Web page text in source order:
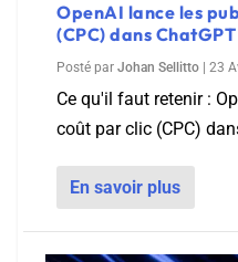
OpenAI lance les
(CPC) dans ChatGPT
Posté par Johan Sellitto 23
Ce qu'il faut retenir :
coût par clic (CPC)
En savoir plus